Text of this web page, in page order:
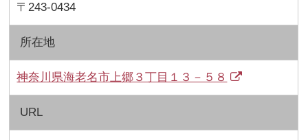
〒243-0434
所在地
神奈川県海老名市上郷３丁目１３－５８
URL